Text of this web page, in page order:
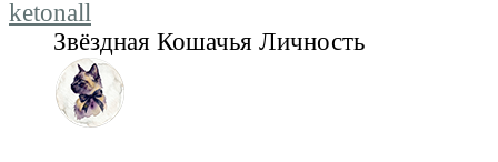
ketonall
Звёздная Кошачья Личность